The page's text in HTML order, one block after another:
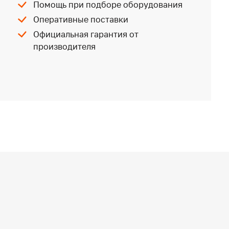
Помощь при подборе оборудования
Оперативные поставки
Официальная гарантия от
производителя